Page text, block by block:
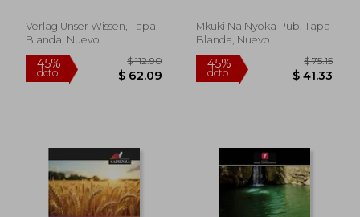
45%
dcto.
$ 112.90
$ 62.09
45%
dcto.
$
$
Verlag Unser Wissen, Tapa
Blanda, Nuevo
Mkuki Na Nyoka Pub, Tapa
Blanda, Nuevo